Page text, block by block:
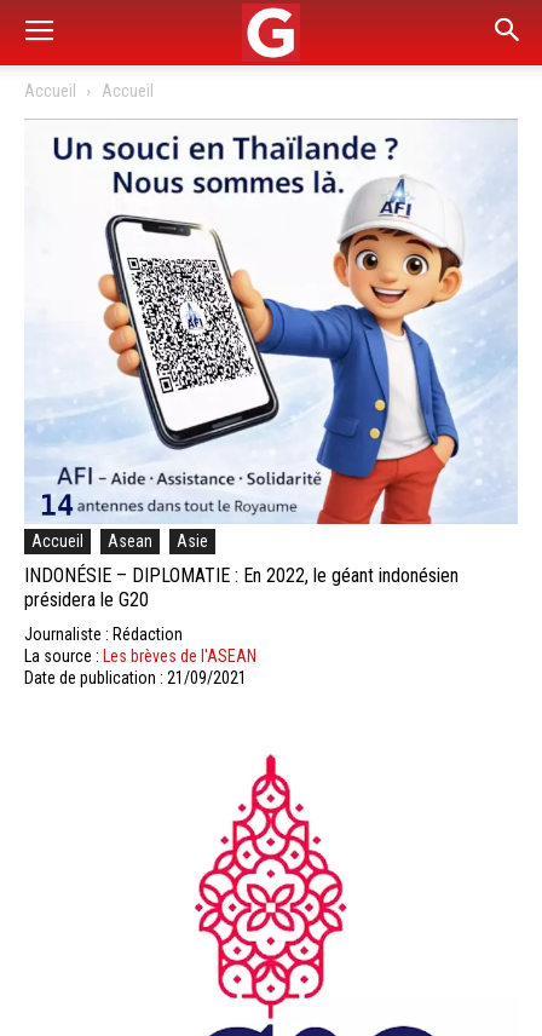
Accueil Accueil
Accueil Asean Asie
INDONÉSIE – DIPLOMATIE : En 2022, le géant indonésien
présidera le G20
Journaliste : Rédaction
La source :
Les brèves de l'ASEAN
Date de publication : 21/09/2021